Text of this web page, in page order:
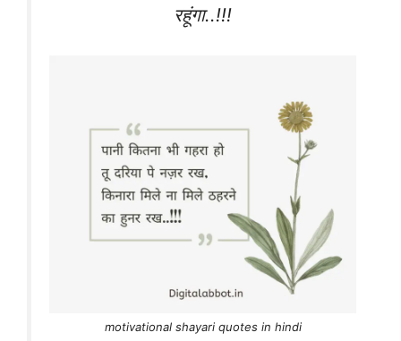
रहूंगा..!!!
motivational shayari quotes in hindi